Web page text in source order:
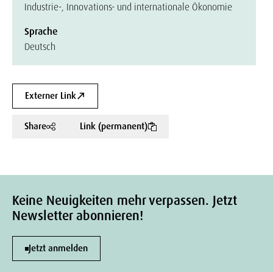
Industrie-, Innovations- und internationale Ökonomie
Sprache
Deutsch
Externer Link
Share Link (permanent)
Keine Neuigkeiten mehr verpassen. Jetzt
Newsletter abonnieren!
Jetzt anmelden